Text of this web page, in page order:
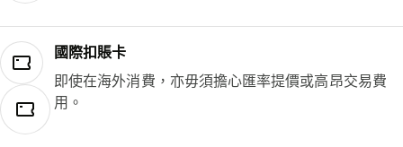
國際扣賬卡
即使在海外消費，亦毋須擔心匯率提價或高昂交易費
用。